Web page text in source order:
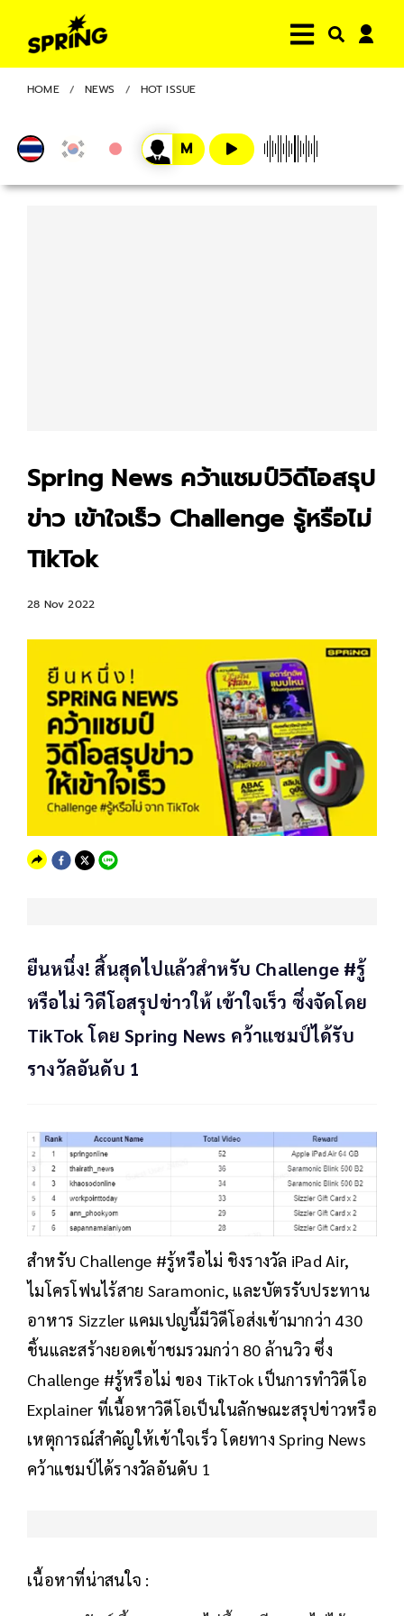
HOME NEWS HOT ISSUE
Spring News คว้าแชมป์วิดีโอสรุป
ข่าว เข้าใจเร็ว Challenge รู้หรือไม่
TikTok
28 Nov 2022
ยืนหนึ่ง! สิ้นสุดไปแล้วสำหรับ Challenge #รู้
หรือไม่ วิดีโอสรุปข่าวให้ เข้าใจเร็ว ซึ่งจัดโดย
TikTok โดย Spring News คว้าแชมป์ได้รับ
รางวัลอันดับ 1
สำหรับ Challenge #รู้หรือไม่ ชิงรางวัล iPad Air,
ไมโครโฟนไร้สาย Saramonic, และบัตรรับประทาน
อาหาร Sizzler แคมเปญนี้มีวิดีโอส่งเข้ามากว่า 430
ชิ้นและสร้างยอดเข้าชมรวมกว่า 80 ล้านวิว ซึ่ง
Challenge #รู้หรือไม่ ของ TikTok เป็นการทำวิดีโอ
Explainer ที่เนื้อหาวิดีโอเป็นในลักษณะสรุปข่าวหรือ
เหตุการณ์สำคัญให้เข้าใจเร็ว โดยทาง Spring News
คว้าแชมป์ได้รางวัลอันดับ 1
เนื้อหาที่น่าสนใจ :